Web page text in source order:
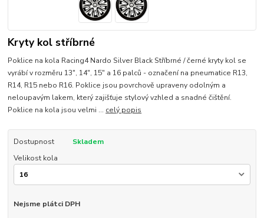
Kryty kol stříbrné
Poklice na kola Racing4 Nardo Silver Black Stříbrné / černé kryty kol se
vyrábí v rozměru 13", 14", 15" a 16 palců - označení na pneumatice R13,
R14, R15 nebo R16. Poklice jsou povrchově upraveny odolným a
neloupavým lakem, který zajišťuje stylový vzhled a snadné čištění.
Poklice na kola jsou velmi ... celý popis
Dostupnost
Skladem
Velikost kola
Nejsme plátci DPH